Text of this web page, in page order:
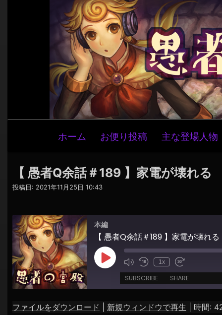
ビ
ー
シ
ョ
ン
ホーム お便り投稿 主な登場人物
【 愚者Q余話＃189 】家電が壊れる
投稿日: 2021年11月25日 10:43
本編
【 愚者Q余話＃189 】家電が壊れる
Play
Episode
1x
SUBSCRIBE SHARE
SHARE
ファイルをダウンロード 新規ウィンドウで再生 時間: